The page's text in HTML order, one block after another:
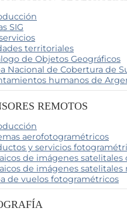
SIG
territoriales
de Objetos Geográficos
Nacional de Cobertura de
humanos de
REMOTOS
aerofotogramétricos
y servicios
de imágenes satelitales
de imágenes satelitales
de vuelos fotogramétricos